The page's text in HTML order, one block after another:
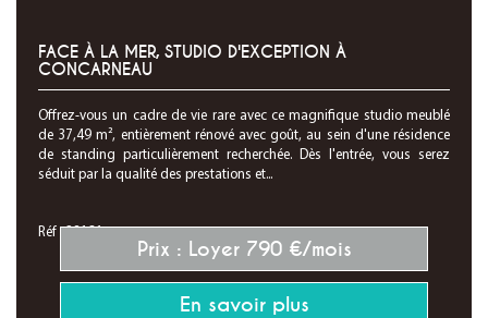
FACE À LA MER, STUDIO D'EXCEPTION À
CONCARNEAU
Offrez-vous un cadre de vie rare avec ce magnifique studio meublé
de 37,49 m², entièrement rénové avec goût, au sein d'une résidence
de standing particulièrement recherchée. Dès l'entrée, vous serez
séduit par la qualité des prestations et...
Réf : 28131
Prix : Loyer 790 €/mois
En savoir plus